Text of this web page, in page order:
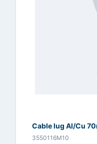
Cable lug Al/Cu
3550116M10